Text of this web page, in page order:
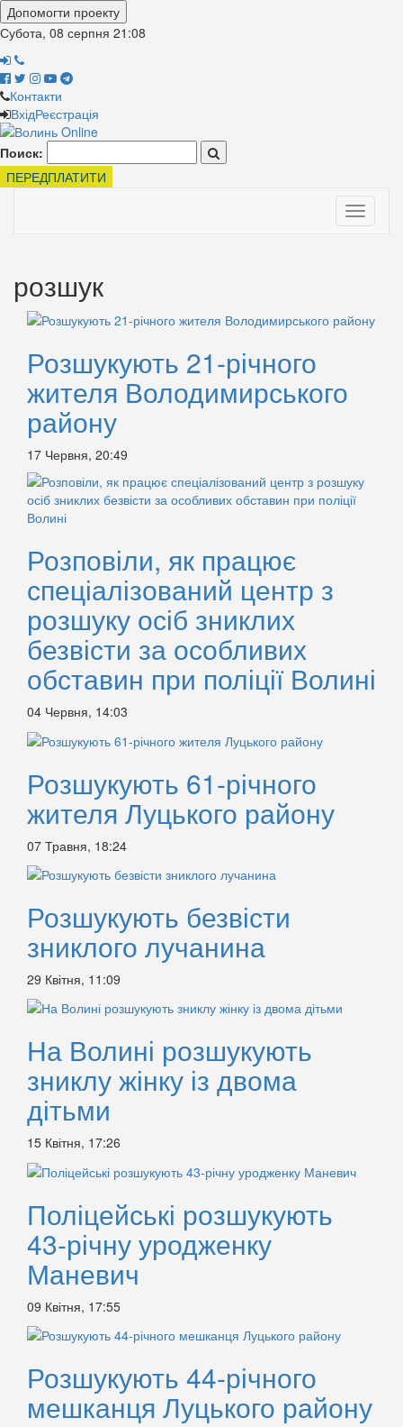
Допомогти проекту
Субота, 08 серпня 21:08
Контакти
ВхідРеєстрація
Поиск:
ПЕРЕДПЛАТИТИ
Toggle
розшук
Розшукують 21-річного
жителя Володимирського
району
17 Червня, 20:49
Розповіли, як працює
спеціалізований центр з
розшуку осіб зниклих
безвісти за особливих
обставин при поліції Волині
04 Червня, 14:03
Розшукують 61-річного
жителя Луцького району
07 Травня, 18:24
Розшукують безвісти
зниклого лучанина
29 Квітня, 11:09
На Волині розшукують
зниклу жінку із двома
дітьми
15 Квітня, 17:26
Поліцейські розшукують
43-річну уродженку
Маневич
09 Квітня, 17:55
Розшукують 44-річного
мешканця Луцького району